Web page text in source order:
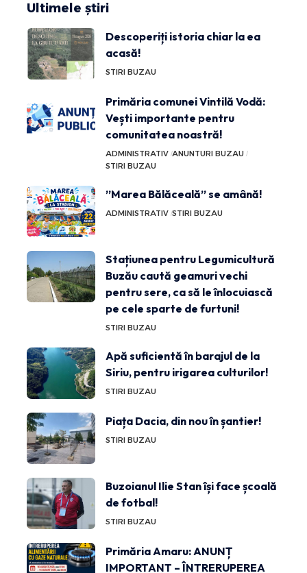
Ultimele știri
Descoperiți istoria chiar la ea
acasă!
STIRI BUZAU
Primăria comunei Vintilă Vodă:
Vești importante pentru
comunitatea noastră!
ADMINISTRATIV ANUNTURI BUZAU
STIRI BUZAU
”Marea Bălăceală” se amână!
ADMINISTRATIV STIRI BUZAU
Stațiunea pentru Legumicultură
Buzău caută geamuri vechi
pentru sere, ca să le înlocuiască
pe cele sparte de furtuni!
STIRI BUZAU
Apă suficientă în barajul de la
Siriu, pentru irigarea culturilor!
STIRI BUZAU
Piața Dacia, din nou în șantier!
STIRI BUZAU
Buzoianul Ilie Stan își face școală
de fotbal!
STIRI BUZAU
Primăria Amaru: ANUNȚ
IMPORTANT – ÎNTRERUPEREA